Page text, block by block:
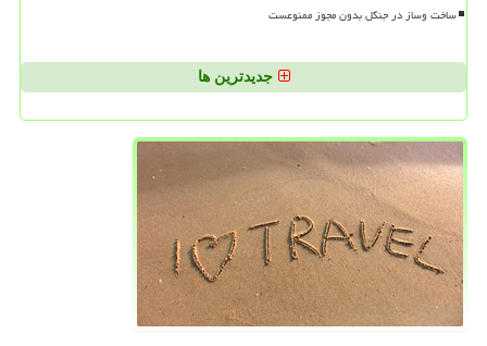
ساخت وساز در جنگل بدون مجوز ممنوعست
جدیدترین ها